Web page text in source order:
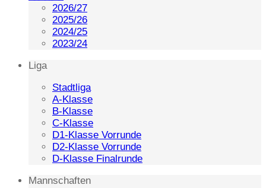
2026/27
2025/26
2024/25
2023/24
Liga
Stadtliga
A-Klasse
B-Klasse
C-Klasse
D1-Klasse Vorrunde
D2-Klasse Vorrunde
D-Klasse Finalrunde
Mannschaften